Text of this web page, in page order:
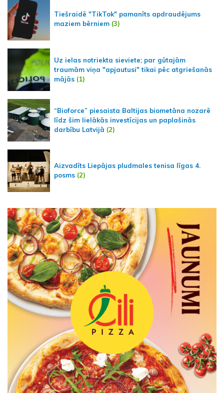
Tiešraidē "TikTok" pamanīts apdraudējums
maziem bērniem (3)
Uz ielas notriekta sieviete; par gūtajām
traumām viņa "apjautusi" tikai pēc atgriešanās
mājās (1)
“Bioforce” piesaista Baltijas biometāna nozarē
līdz šim lielākās investīcijas un paplašinās
darbību Latvijā (2)
Aizvadīts Liepājas pludmales tenisa līgas 4.
posms (2)